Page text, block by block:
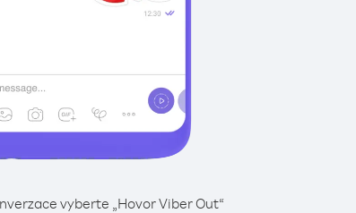
vyberte „Hovor Viber Out“